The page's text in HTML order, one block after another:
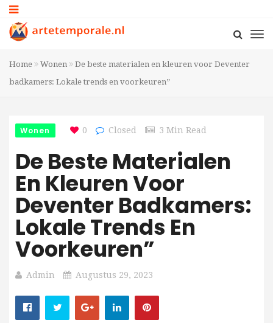
Home Wonen
De beste materialen en kleuren voor Deventer
badkamers: Lokale trends en voorkeuren”
Wonen 0 Closed 3 Min Read
De Beste Materialen
En Kleuren Voor
Deventer Badkamers:
Lokale Trends En
Voorkeuren”
Admin Augustus 29, 2023